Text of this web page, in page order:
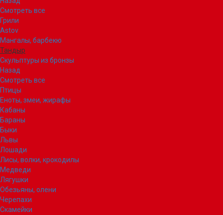
Смотреть все
Грили
Astov
Мангалы, барбекю
Тандыр
Скульптуры из бронзы
Назад
Смотреть все
Птицы
Еноты, змеи, жирафы
Кабаны
Бараны
Быки
Львы
Лошади
Лисы, волки, крокодилы
Медведи
Лягушки
Обезьяны, олени
Черепахи
Скамейки